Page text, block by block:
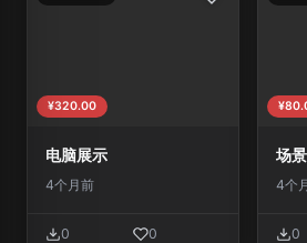
¥320.00
电脑展示
4个月前
0 0
场
4个
0